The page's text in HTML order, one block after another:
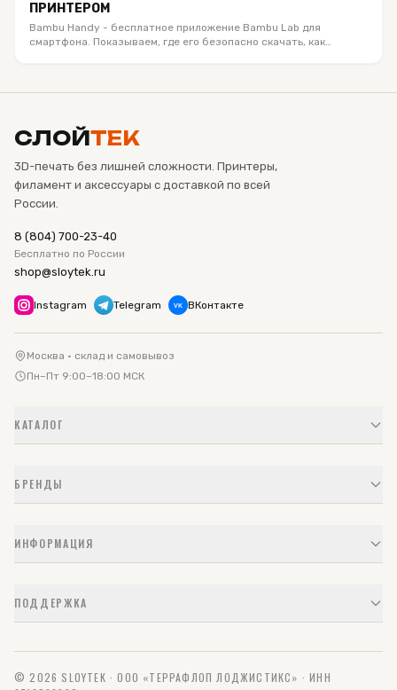
ПРИНТЕРОМ
Bambu Handy - бесплатное приложение Bambu Lab для
смартфона. Показываем, где его безопасно скачать, как
СЛОЙТЕК
3D-печать без лишней сложности. Принтеры,
филамент и аксессуары с доставкой по всей
России.
8 (804) 700-23-40
Бесплатно по России
shop@sloytek.ru
Instagram Telegram VK ВКонтакте
Москва · склад и самовывоз
Пн–Пт 9:00–18:00 МСК
КАТАЛОГ
БРЕНДЫ
ИНФОРМАЦИЯ
ПОДДЕРЖКА
© 2026 SLOYTEK · ООО «ТЕРРАФЛОП ЛОДЖИСТИКС» · ИНН